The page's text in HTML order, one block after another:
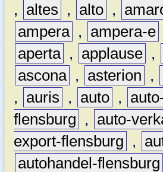
,
altes , alto ,
ampera , ampera-e
aperta , applause ,
ascona , asterion ,
,
auris , auto ,
flensburg
,
auto-
export-flensburg
,
autohandel-flensburg